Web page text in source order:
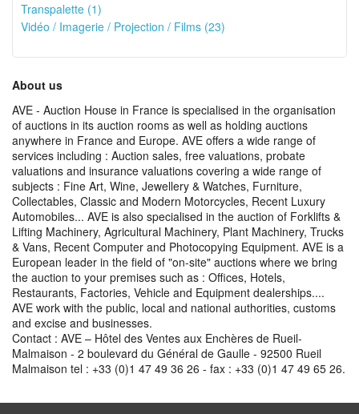
Transpalette (1)
Vidéo / Imagerie / Projection / Films (23)
About us
AVE - Auction House in France is specialised in the organisation
of auctions in its auction rooms as well as holding auctions
anywhere in France and Europe. AVE offers a wide range of
services including : Auction sales, free valuations, probate
valuations and insurance valuations covering a wide range of
subjects : Fine Art, Wine, Jewellery & Watches, Furniture,
Collectables, Classic and Modern Motorcycles, Recent Luxury
Automobiles... AVE is also specialised in the auction of Forklifts &
Lifting Machinery, Agricultural Machinery, Plant Machinery, Trucks
& Vans, Recent Computer and Photocopying Equipment. AVE is a
European leader in the field of "on-site" auctions where we bring
the auction to your premises such as : Offices, Hotels,
Restaurants, Factories, Vehicle and Equipment dealerships....
AVE work with the public, local and national authorities, customs
and excise and businesses.
Contact : AVE – Hôtel des Ventes aux Enchères de Rueil-
Malmaison - 2 boulevard du Général de Gaulle - 92500 Rueil
Malmaison tel : +33 (0)1 47 49 36 26 - fax : +33 (0)1 47 49 65 26.